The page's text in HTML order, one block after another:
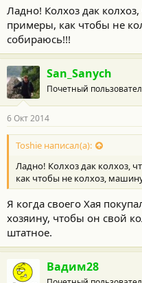
Ладно! Колхоз дак
примеры, как чтобы не
собираюсь!!!
San_Sanych
Почетный
6 Окт 2014
Toshie написал(а):
Ладно! Колхоз дак колхоз,
как чтобы не колхоз,
Я когда своего Хая
хозяину, чтобы он свой
штатное.
Вадим28